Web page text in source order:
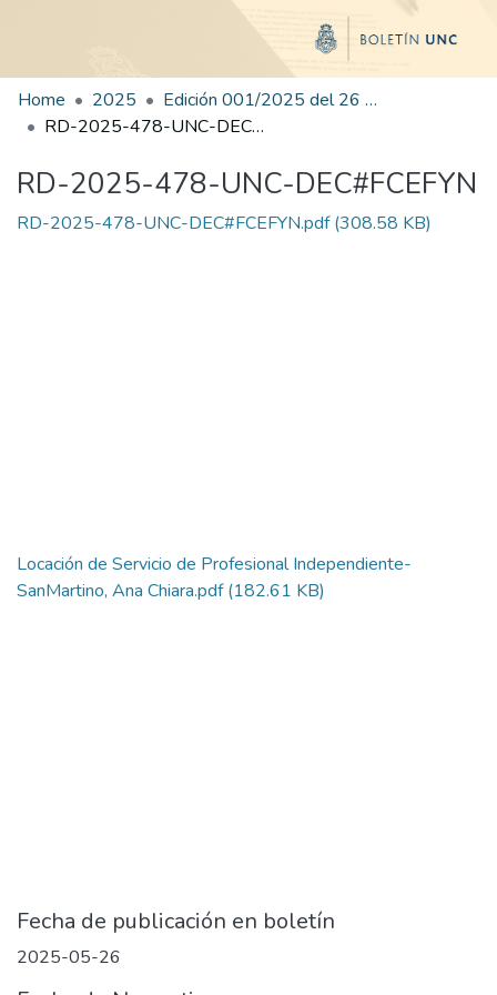
Home 2025
Edición 001/2025 del 26 de mayo de 2025
RD-2025-478-UNC-DEC#FCEFYN
RD-2025-478-UNC-DEC#FCEFYN
RD-2025-478-UNC-DEC#FCEFYN.pdf(308.58 KB)
Locación de Servicio de Profesional Independiente-
SanMartino, Ana Chiara.pdf(182.61 KB)
Fecha de publicación en boletín
2025-05-26